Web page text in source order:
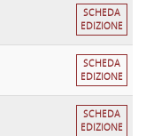
SCHEDA
EDIZIONE
SCHEDA
EDIZIONE
SCHEDA
EDIZIONE